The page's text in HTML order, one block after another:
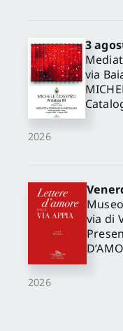
2026
3
via
2026
via di